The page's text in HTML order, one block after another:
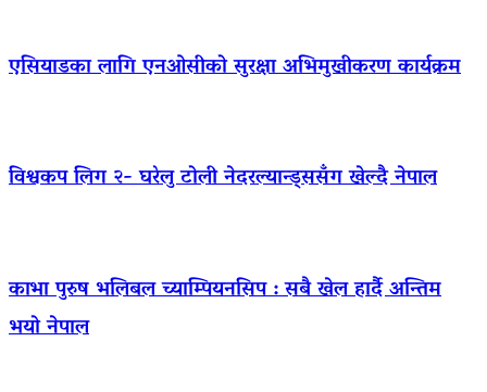
एसियाडका लागि एनओसीको सुरक्षा अभिमुखीकरण कार्यक्रम
विश्वकप लिग २- घरेलु टोली नेदरल्यान्ड्ससँग खेल्दै नेपाल
काभा पुरुष भलिबल च्याम्पियनसिप : सबै खेल हार्दै अन्तिम
भयो नेपाल